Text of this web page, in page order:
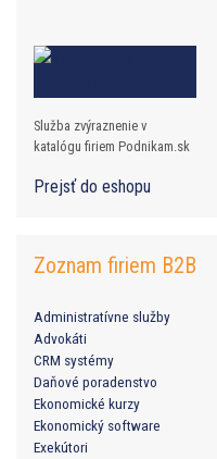
Služba zvýraznenie v
katalógu firiem Podnikam.sk
Prejsť do eshopu
Zoznam firiem B2B
Administratívne služby
Advokáti
CRM systémy
Daňové poradenstvo
Ekonomické kurzy
Ekonomický software
Exekútori